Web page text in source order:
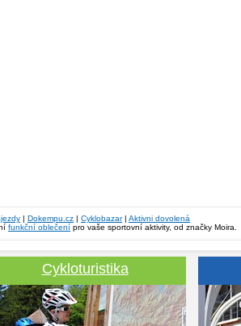
| Dokempu.cz | Cyklobazar| Aktivni dovolená
funkční oblečení pro vaše sportovní aktivity, od značky Moira.
Cykloturistika